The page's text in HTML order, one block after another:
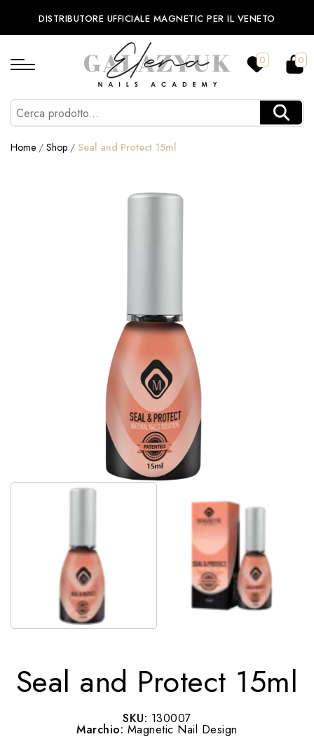
DISTRIBUTORE UFFICIALE MAGNETIC PER IL VENETO
0 0
Home / Shop / Seal and Protect 15ml
Seal and Protect 15ml
SKU: 130007
Marchio: Magnetic Nail Design